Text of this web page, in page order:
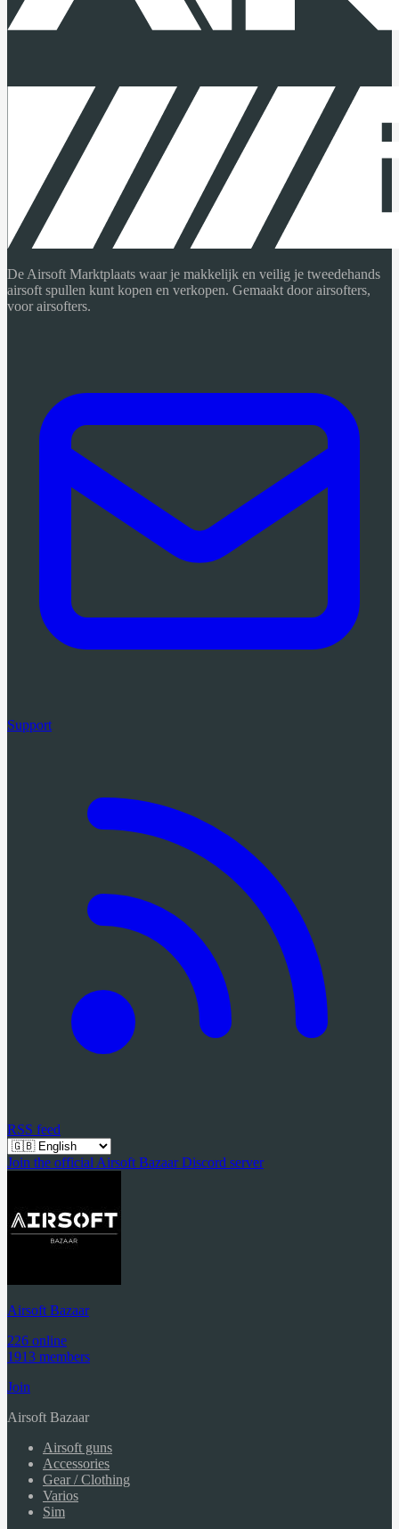
De Airsoft Marktplaats waar je makkelijk en veilig je tweedehands
airsoft spullen kunt kopen en verkopen. Gemaakt door airsofters,
voor airsofters.
Support
RSS feed
Join the official Airsoft Bazaar Discord server
Airsoft Bazaar
226 online
1913 members
Join
Airsoft Bazaar
Airsoft guns
Accessories
Gear / Clothing
Varios
Sim